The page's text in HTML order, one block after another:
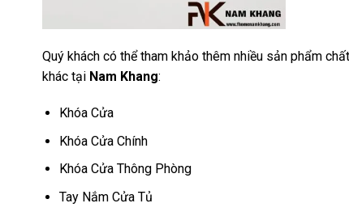
Quý khách có thể tham khảo thêm nhiều sản phẩm
khác tại Nam Khang:
Khóa Cửa
Khóa Cửa Chính
Khóa Cửa Thông Phòng
Tay Nắm Cửa Tủ